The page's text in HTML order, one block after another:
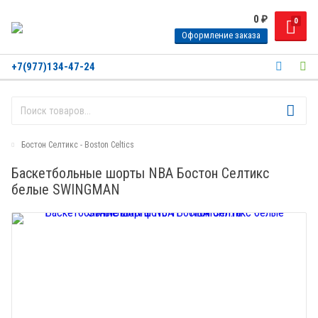
0
0 ₽
Оформление заказа
+7(977)134-47-24
Бостон Селтикс - Boston Celtics
Баскетбольные шорты NBA Бостон Селтикс
белые SWINGMAN